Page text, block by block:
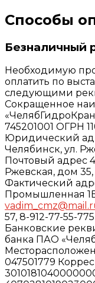
Способы
Безналичный
Необходимую
оплатить по
следующими
Сокращенное
745201001 ОГРН
Юридический
Челябинск, ул.
Почтовый адрес
Ржевская, дом
Фактический
Промышленная
57, 8-912-77-55-775
Банковские
банка ПАО
047501779